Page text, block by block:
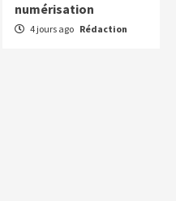
numérisation
4 jours ago Rédaction